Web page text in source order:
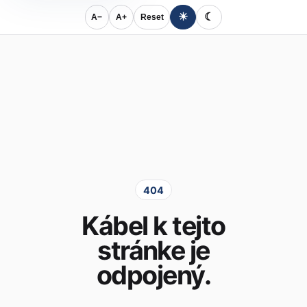
A− A+ Reset ☀ ☾
404
Kábel k tejto
stránke je
odpojený.